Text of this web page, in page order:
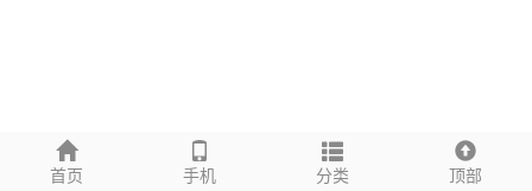
首页 手机 分类 顶部